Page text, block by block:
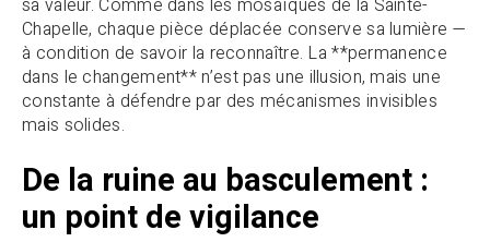
Chapelle, chaque pièce déplacée conserve sa lumière —
à condition de savoir la reconnaître. La **permanence
dans le changement** n’est pas une illusion, mais une
constante à défendre par des mécanismes invisibles
mais solides.
De la ruine au basculement :
un point de vigilance